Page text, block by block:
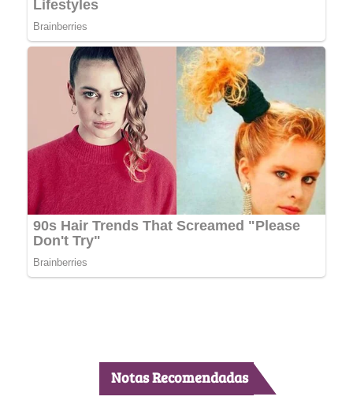
Notas Recomendadas